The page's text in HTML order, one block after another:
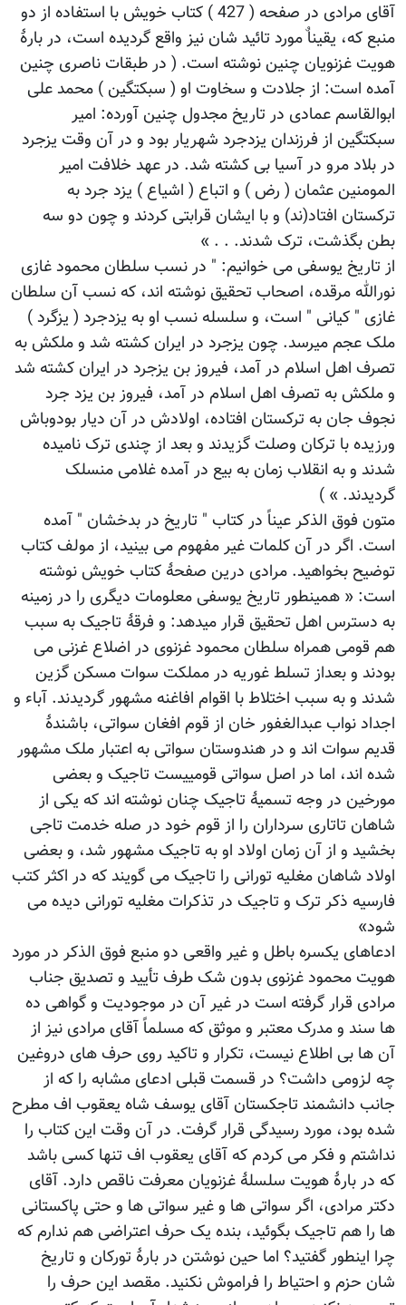
آقای مرادی در صفحه ( 427 ) کتاب خویش با استفاده از دو
منبع که، یقیناٌ مورد تائید شان نیز واقع گردیده است، در بارۀ
هویت غزنویان چنین نوشته است. ( در طبقات ناصری چنین
آمده است: از جلادت و سخاوت او ( سبکتگین ) محمد علی
ابوالقاسم عمادی در تاریخ مجدول چنین آورده: امیر
سبکتگین از فرزندان یزدجرد شهریار بود و در آن وقت یزجرد
در بلاد مرو در آسیا بی کشته شد. در عهد خلافت امیر
المومنین عثمان ( رض ) و اتباع ( اشیاع ) یزد جرد به
ترکستان افتاد(ند) و با ایشان قرابتی کردند و چون دو سه
بطن بگذشت، ترک شدند. . . »
از تاریخ یوسفی می خوانیم: " در نسب سلطان محمود غازی
نورالله مرقده، اصحاب تحقیق نوشته اند، که نسب آن سلطان
غازی " کیانی " است، و سلسله نسب او به یزدجرد ( یزگرد )
ملک عجم میرسد. چون یزجرد در ایران کشته شد و ملکش به
تصرف اهل اسلام در آمد، فیروز بن یزجرد در ایران کشته شد
و ملکش به تصرف اهل اسلام در آمد، فیروز بن یزد جرد
نجوف جان به ترکستان افتاده، اولادش در آن دیار بودوباش
ورزیده با ترکان وصلت گزیدند و بعد از چندی ترک نامیده
شدند و به انقلاب زمان به بیع در آمده غلامی منسلک
گردیدند. » )
متون فوق الذکر عیناً در کتاب " تاریخ در بدخشان " آمده
است. اگر در آن کلمات غیر مفهوم می بینید، از مولف کتاب
توضیح بخواهید. مرادی درین صفحۀ کتاب خویش نوشته
است: « همینطور تاریخ یوسفی معلومات دیگری را در زمینه
به دسترس اهل تحقیق قرار میدهد: و فرقۀ تاجیک به سبب
هم قومی همراه سلطان محمود غزنوی در اضلاع غزنی می
بودند و بعداز تسلط غوریه در مملکت سوات مسکن گزین
شدند و به سبب اختلاط با اقوام افاغنه مشهور گردیدند. آباء و
اجداد نواب عبدالغفور خان از قوم افغان سواتی، باشندۀ
قدیم سوات اند و در هندوستان سواتی به اعتبار ملک مشهور
شده اند، اما در اصل سواتی قومییست تاجیک و بعضی
مورخین در وجه تسمیۀ تاجیک چنان نوشته اند که یکی از
شاهان تاتاری سرداران را از قوم خود در صله خدمت تاجی
بخشید و از آن زمان اولاد او به تاجیک مشهور شد، و بعضی
اولاد شاهان مغلیه تورانی را تاجیک می گویند که در اکثر کتب
فارسیه ذکر ترک و تاجیک در تذکرات مغلیه تورانی دیده می
شود»
ادعاهای یکسره باطل و غیر واقعی دو منبع فوق الذکر در مورد
هویت محمود غزنوی بدون شک طرف تأیید و تصدیق جناب
مرادی قرار گرفته است در غیر آن در موجودیت و گواهی ده
ها سند و مدرک معتبر و موثق که مسلماً آقای مرادی نیز از
آن ها بی اطلاع نیست، تکرار و تاکید روی حرف های دروغین
چه لزومی داشت؟ در قسمت قبلی ادعای مشابه را که از
جانب دانشمند تاجکستان آقای یوسف شاه یعقوب اف مطرح
شده بود، مورد رسیدگی قرار گرفت. در آن وقت این کتاب را
نداشتم و فکر می کردم که آقای یعقوب اف تنها کسی باشد
که در بارۀ هویت سلسلۀ غزنویان معرفت ناقص دارد. آقای
دکتر مرادی، اگر سواتی ها و غیر سواتی ها و حتی پاکستانی
ها را هم تاجیک بگوئید، بنده یک حرف اعتراضی هم ندارم که
چرا اینطور گفتید؟ اما حین نوشتن در بارۀ تورکان و تاریخ
شان حزم و احتیاط را فراموش نکنید. مقصد این حرف را